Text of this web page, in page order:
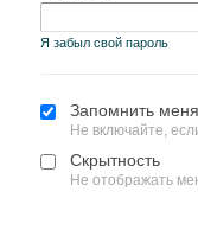
Я забыл свой пароль
Запомнить меня
Не включайте,
Скрытность
Не отображать